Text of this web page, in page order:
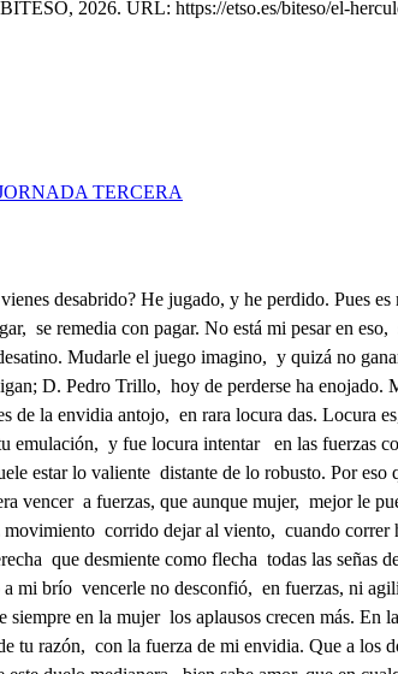
2026. URL: https://etso.es/biteso/el-
TERCERA
más. En la razón los alcanza mi aliento. Creo tu brío, pero yo solo del mío he de fiar mi venganza. Qué venganza? La que lidia, por secreta oposición, a pesar de tu razón, con la fuerza de mi envidia. Que a los dos tan desigual. voluntad los Cielos den! que a lo que yo quiero bien, quiera mi hermano tan mal? y sino consigo ser de este duelo medianera, bien sabe amor, que en cualquiera de los dos voy a perder. Repórtate hermano, y mira, que ahora estás enojado. Ya estoy, Leonor, reportado el disimular mi ira importa. De esta templanza mal se asegura mi miedo. Porque en declararla, puedo aventurar mi venganza, hoy al campo quiero ir. Sospecha el sitio me da, porque quien al campo va gana tiene de reñir. Luego vuelvo. Mal podré mi susto disimular. Hoy le tengo de matar. Por dónde lo estorbaré? Esto ha de ser. En los dos mucho mi amor aventura. Ya es empeño. Qué locura! A Dios Leonor. Pedro, a Dios, que de mi desasosiego, templar pretendo el dolor con una industria. Leonor! Primo! Doña Ana! D. Diego! A verte, Leonor, venia. Y yo a saber, primo vengo aunque encontrar a D. Ana, es azar de mi deseo; como en la apuesta te fui con Céspedes? A buen tiempo le acuerda fu desazón! Mucho de encontrarme huelgo aquí a D. Diego. Perdí lo que aposté. Yo lo creo, que es el hombre de más fuerzas que hay en España. Por eso, a fuerzas de ganapán, dice el refrán, hierro en medio, Bien dices, pero sin causa el matarle, será yerro. Gracias a Dios, que una vez hable a mi gusto D. Diego. Dígolo, porque hay distancia desde la barra, al acero. Claro está que hay diferencia de la pujanza al aliento. Hoy delante de Leonor, acortaré su desprecio. De cólera no me cabe el corazón en el pecho! Don Diego, pues de esta casa, el cercano parentesco os hace tan dueño, yo, con vuestra licencia, quiero irme, que tengo que hacer. Si puedo ser de provecho, iré con vos. No, que voy. Dónde? A la